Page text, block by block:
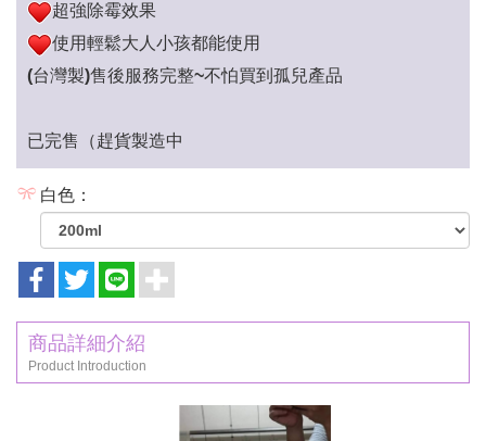
超強除霉效果
使用輕鬆大人小孩都能使用
(台灣製)售後服務完整~不怕買到孤兒產品
已完售（趕貨製造中
白色：
商品詳細介紹
Product Introduction